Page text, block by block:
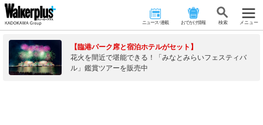
ニュース･連載 おでかけ情報 検 索 メニュー
【臨港パーク席と宿泊ホテルがセット】
花火を間近で堪能できる！「みなとみらいフェスティバ
ル」鑑賞ツアーを販売中